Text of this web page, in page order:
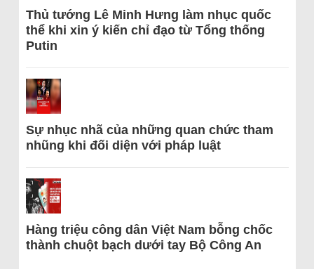
Thủ tướng Lê Minh Hưng làm nhục quốc
thể khi xin ý kiến chỉ đạo từ Tổng thống
Putin
Sự nhục nhã của những quan chức tham
nhũng khi đối diện với pháp luật
Hàng triệu công dân Việt Nam bỗng chốc
thành chuột bạch dưới tay Bộ Công An